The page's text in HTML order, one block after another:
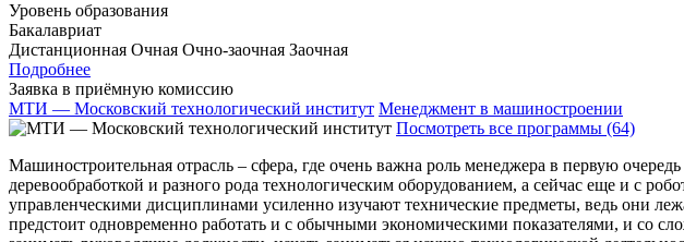
Уровень образования
Бакалавриат
Дистанционная Очная Очно-заочная Заочная
Подробнее
Заявка в приёмную комиссию
МТИ — Московский технологический институт Менеджмент в машиностроении
Посмотреть все программы (64)
Машиностроительная отрасль – сфера, где очень важна роль менеджера в первую
деревообработкой и разного рода технологическим оборудованием, а сейчас еще и с
управленческими дисциплинами усиленно изучают технические предметы, ведь они
предстоит одновременно работать и с обычными экономическими показателями, и со